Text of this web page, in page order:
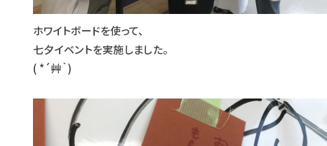
ホワイトボードを使って、
七夕イベントを実施しました。
( *´艸｀)